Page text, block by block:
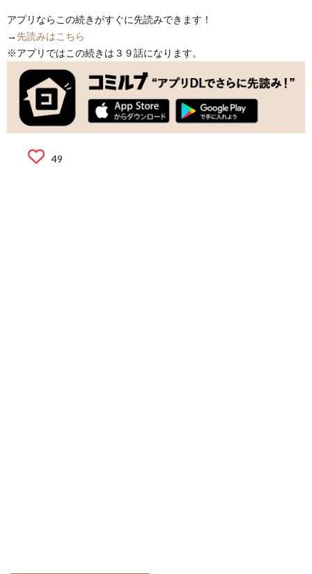
アプリならこの続きがすぐに先読みできます！
→ 先読みはこちら
※アプリではこの続きは３９話になります。
49